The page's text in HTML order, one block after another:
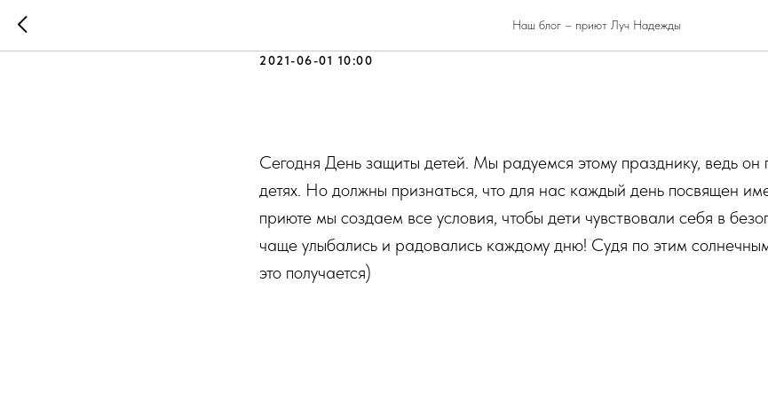
Наш блог – приют Луч Надежды
День защиты детей!
2021-06-01 10:00
Сегодня День защиты детей. Мы радуемся этому празднику, ведь он
детях. Но должны признаться, что для нас каждый день посвящен
приюте мы создаем все условия, чтобы дети чувствовали себя в
чаще улыбались и радовались каждому дню! Судя по этим
это получается)